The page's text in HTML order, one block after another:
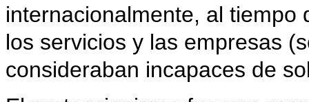
internacionalmente, al
los servicios y las empresas
consideraban incapaces de